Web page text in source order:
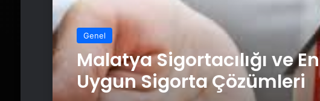
Genel
Malatya Sigortacılığı ve En
Uygun Sigorta Çözümleri